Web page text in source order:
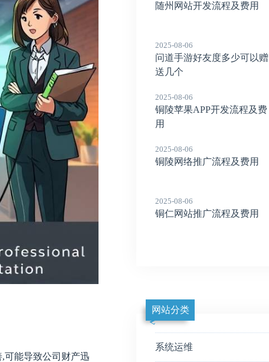
可能导致公司财产迅
随州网站开发流程及费用
2025-08-06
问道手游好友度多少可以赠
送几个
2025-08-06
铜陵苹果APP开发流程及费
用
2025-08-06
铜陵网络推广流程及费用
2025-08-06
铜仁网站推广流程及费用
网站分类
系统运维